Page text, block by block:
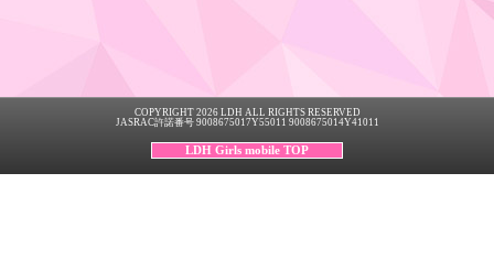
COPYRIGHT 2026 LDH ALL RIGHTS RESERVED
JASRAC許諾番号 9008675017Y55011 9008675014Y41011
LDH Girls mobile TOP